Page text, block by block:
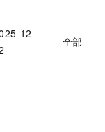
12-
全部